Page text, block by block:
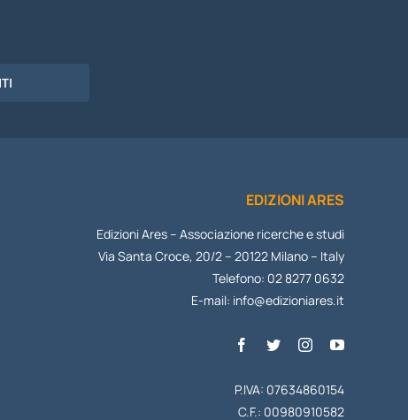
EDIZIONI ARES
Edizioni Ares – Associazione ricerche e studi
Via Santa Croce, 20/2 – 20122 Milano – Italy
Telefono: 02 8277 0632
E-mail: info@edizioniares.it
P.IVA: 07634860154
C.F.: 00980910582